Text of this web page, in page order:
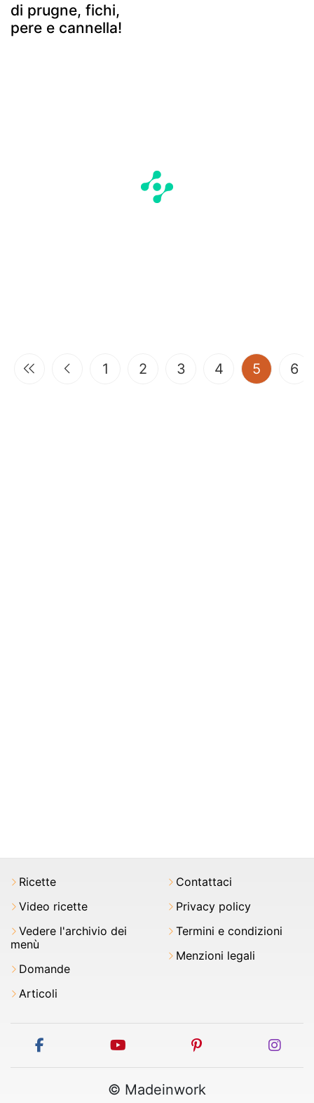
di prugne, fichi,
pere e cannella!
1 2 3 4 5 6
Ricette
Video ricette
Vedere l'archivio dei
menù
Domande
Articoli
Contattaci
Privacy policy
Termini e condizioni
Menzioni legali
facebook youtube pinterest
© Madeinwork